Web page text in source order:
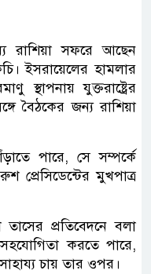
রাশিয়া সফরে আছেন
ইসরায়েলের হামলার
স্থাপনায় যুক্তরাষ্ট্রের
বৈঠকের জন্য রাশিয়া
পারে, সে সম্পর্কে
প্রেসিডেন্টের মুখপাত্র
তাসের প্রতিবেদনে বলা
সহযোগিতা করতে পারে,
চায় তার ওপর।